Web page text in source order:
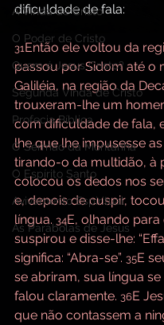
A Vinda de Cristo
O Poder de Cristo
Quem é Jesus Cristo?
Segunda Vinda de Cristo
Profecia Bíblica
O Sermão da Montanha
O Espírito Santo
Avivamento Espiritual
As Parábolas de Jesus
dificuldade de fala:
31Então ele voltou da
passou por Sidom até o
Galiléia, na região da
trouxeram-lhe um
com dificuldade de fala,
lhe que lhe impusesse
tirando-o da multidão, à
colocou os dedos nos
e, depois de cuspir,
língua. 34E, olhando para
suspirou e disse-lhe:
significa: “Abra-se”. 35E
se abriram, sua língua
falou claramente. 36E
que não contassem a